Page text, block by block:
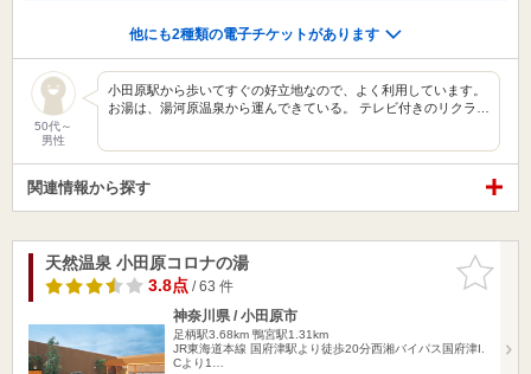
他にも2種類の電子チケットがあります
50代～
男性
小田原駅から歩いてすぐの好立地なので、よく利用しています。
お湯は、湯河原温泉から運んできている。 テレビ付きのリクラ…
関連情報から探す
お気に入
りに追加
天然温泉 小田原コロナの湯
3.8点/ 63 件
神奈川県 / 小田原市
足柄駅3.68km 鴨宮駅1.31km
JR東海道本線 国府津駅より徒歩20分西湘バイパス国府津I.
Cより1…